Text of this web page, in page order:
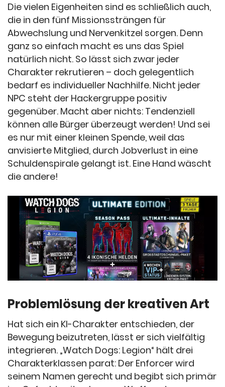
Die vielen Eigenheiten sind es schließlich auch,
die in den fünf Missionssträngen für
Abwechslung und Nervenkitzel sorgen. Denn
ganz so einfach macht es uns das Spiel
natürlich nicht. So lässt sich zwar jeder
Charakter rekrutieren – doch gelegentlich
bedarf es individueller Nachhilfe. Nicht jeder
NPC steht der Hackergruppe positiv
gegenüber. Macht aber nichts: Tendenziell
können alle Bürger überzeugt werden! Und sei
es nur mit einer kleinen Spende, weil das
anvisierte Mitglied, durch Jobverlust in eine
Schuldenspirale gelangt ist. Eine Hand wäscht
die andere!
Problemlösung der kreativen Art
Hat sich ein KI-Charakter entschieden, der
Bewegung beizutreten, lässt er sich vielfältig
integrieren. „Watch Dogs: Legion“ hält drei
Charakterklassen parat: Der Enforcer wird
seinem Namen gerecht und begibt sich primär